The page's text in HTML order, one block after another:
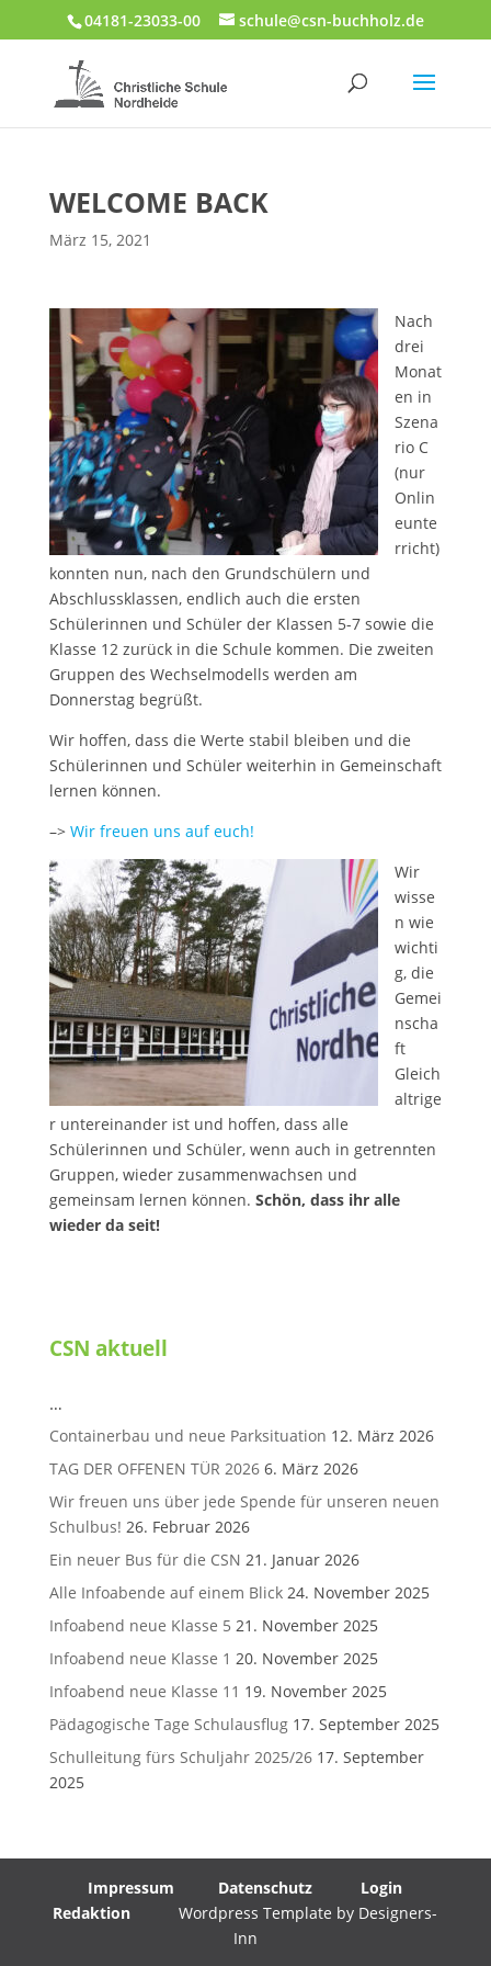
04181-23033-00 schule@csn-buchholz.de
WELCOME BACK
März 15, 2021
Nach
drei
Monat
en in
Szena
rio C
(nur
Onlin
eunte
rricht)
konnten nun, nach den Grundschülern und
Abschlussklassen, endlich auch die ersten
Schülerinnen und Schüler der Klassen 5-7 sowie die
Klasse 12 zurück in die Schule kommen. Die zweiten
Gruppen des Wechselmodells werden am
Donnerstag begrüßt.
Wir hoffen, dass die Werte stabil bleiben und die
Schülerinnen und Schüler weiterhin in Gemeinschaft
lernen können.
–> Wir freuen uns auf euch!
Wir
wisse
n wie
wichti
g, die
Gemei
nscha
ft
Gleich
altrige
r untereinander ist und hoffen, dass alle
Schülerinnen und Schüler, wenn auch in getrennten
Gruppen, wieder zusammenwachsen und
gemeinsam lernen können. Schön, dass ihr alle
wieder da seit!
CSN aktuell
…
Containerbau und neue Parksituation 12. März 2026
TAG DER OFFENEN TÜR 2026 6. März 2026
Wir freuen uns über jede Spende für unseren neuen
Schulbus! 26. Februar 2026
Ein neuer Bus für die CSN 21. Januar 2026
Alle Infoabende auf einem Blick 24. November 2025
Infoabend neue Klasse 5 21. November 2025
Infoabend neue Klasse 1 20. November 2025
Infoabend neue Klasse 11 19. November 2025
Pädagogische Tage Schulausflug 17. September 2025
Schulleitung fürs Schuljahr 2025/26 17. September
2025
Impressum Datenschutz
Login
Redaktion Wordpress Template by Designers-
Inn